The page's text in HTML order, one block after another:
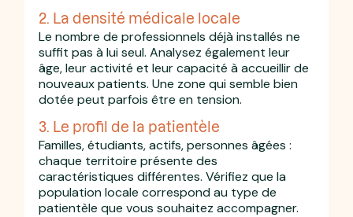
2. La densité médicale locale
Le nombre de professionnels déjà installés ne
suffit pas à lui seul. Analysez également leur
âge, leur activité et leur capacité à accueillir de
nouveaux patients. Une zone qui semble bien
dotée peut parfois être en tension.
3. Le profil de la patientèle
Familles, étudiants, actifs, personnes âgées :
chaque territoire présente des
caractéristiques différentes. Vérifiez que la
population locale correspond au type de
patientèle que vous souhaitez accompagner.